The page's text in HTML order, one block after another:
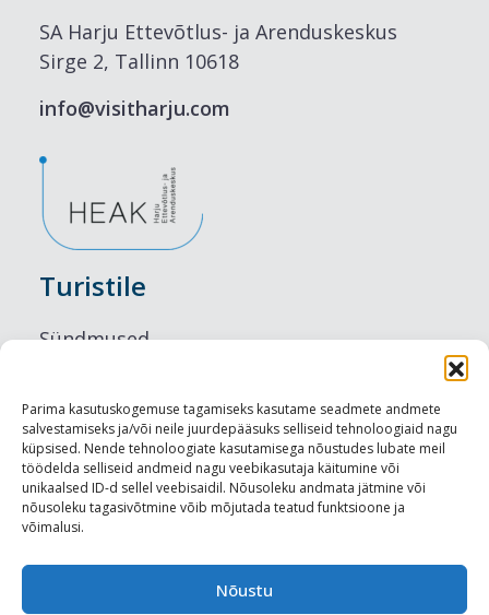
Parima kasutuskogemuse tagamiseks kasutame seadmete andmete
salvestamiseks ja/või neile juurdepääsuks selliseid tehnoloogiaid nagu
küpsised. Nende tehnoloogiate kasutamisega nõustudes lubate meil
töödelda selliseid andmeid nagu veebikasutaja käitumine või
unikaalsed ID-d sellel veebisaidil. Nõusoleku andmata jätmine või
nõusoleku tagasivõtmine võib mõjutada teatud funktsioone ja
võimalusi.
Nõustu
SA Harju Ettevõtlus- ja Arenduskeskus
Sirge 2, Tallinn 10618
info@visitharju.com
Turistile
Sündmused
Maitseelamused
Vaatamisväärsused
Visit Tallinn
Turismiprofessionaalile